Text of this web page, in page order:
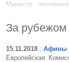
Министр
учетом
реализации ...
За рубежом
15.11.2018 : Афины
Европейская